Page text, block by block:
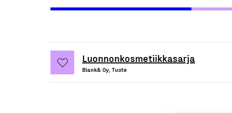
Luonnonkosmetiikkasarja
Blank& Oy, Tuote